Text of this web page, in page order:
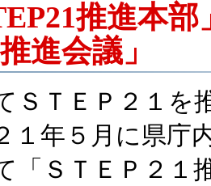
推進本
進会議」
ＳＴＥＰ２１を
１年５月に県庁
「ＳＴＥＰ２１